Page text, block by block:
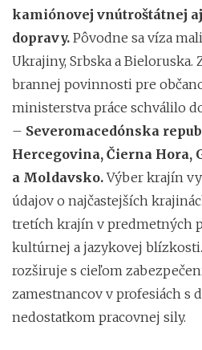
kamiónovej vnútroštátnej
dopravy. Pôvodne sa víza
Ukrajiny, Srbska a Bieloruska.
brannej povinnosti pre
ministerstva práce schválilo
– Severomacedónska
Hercegovina, Čierna Hora,
a Moldavsko.Výber krajín
údajov o najčastejších
tretích krajín v predmetných
kultúrnej a jazykovej
rozširuje s cieľom
zamestnancov v profesiách s
nedostatkom pracovnej sily.